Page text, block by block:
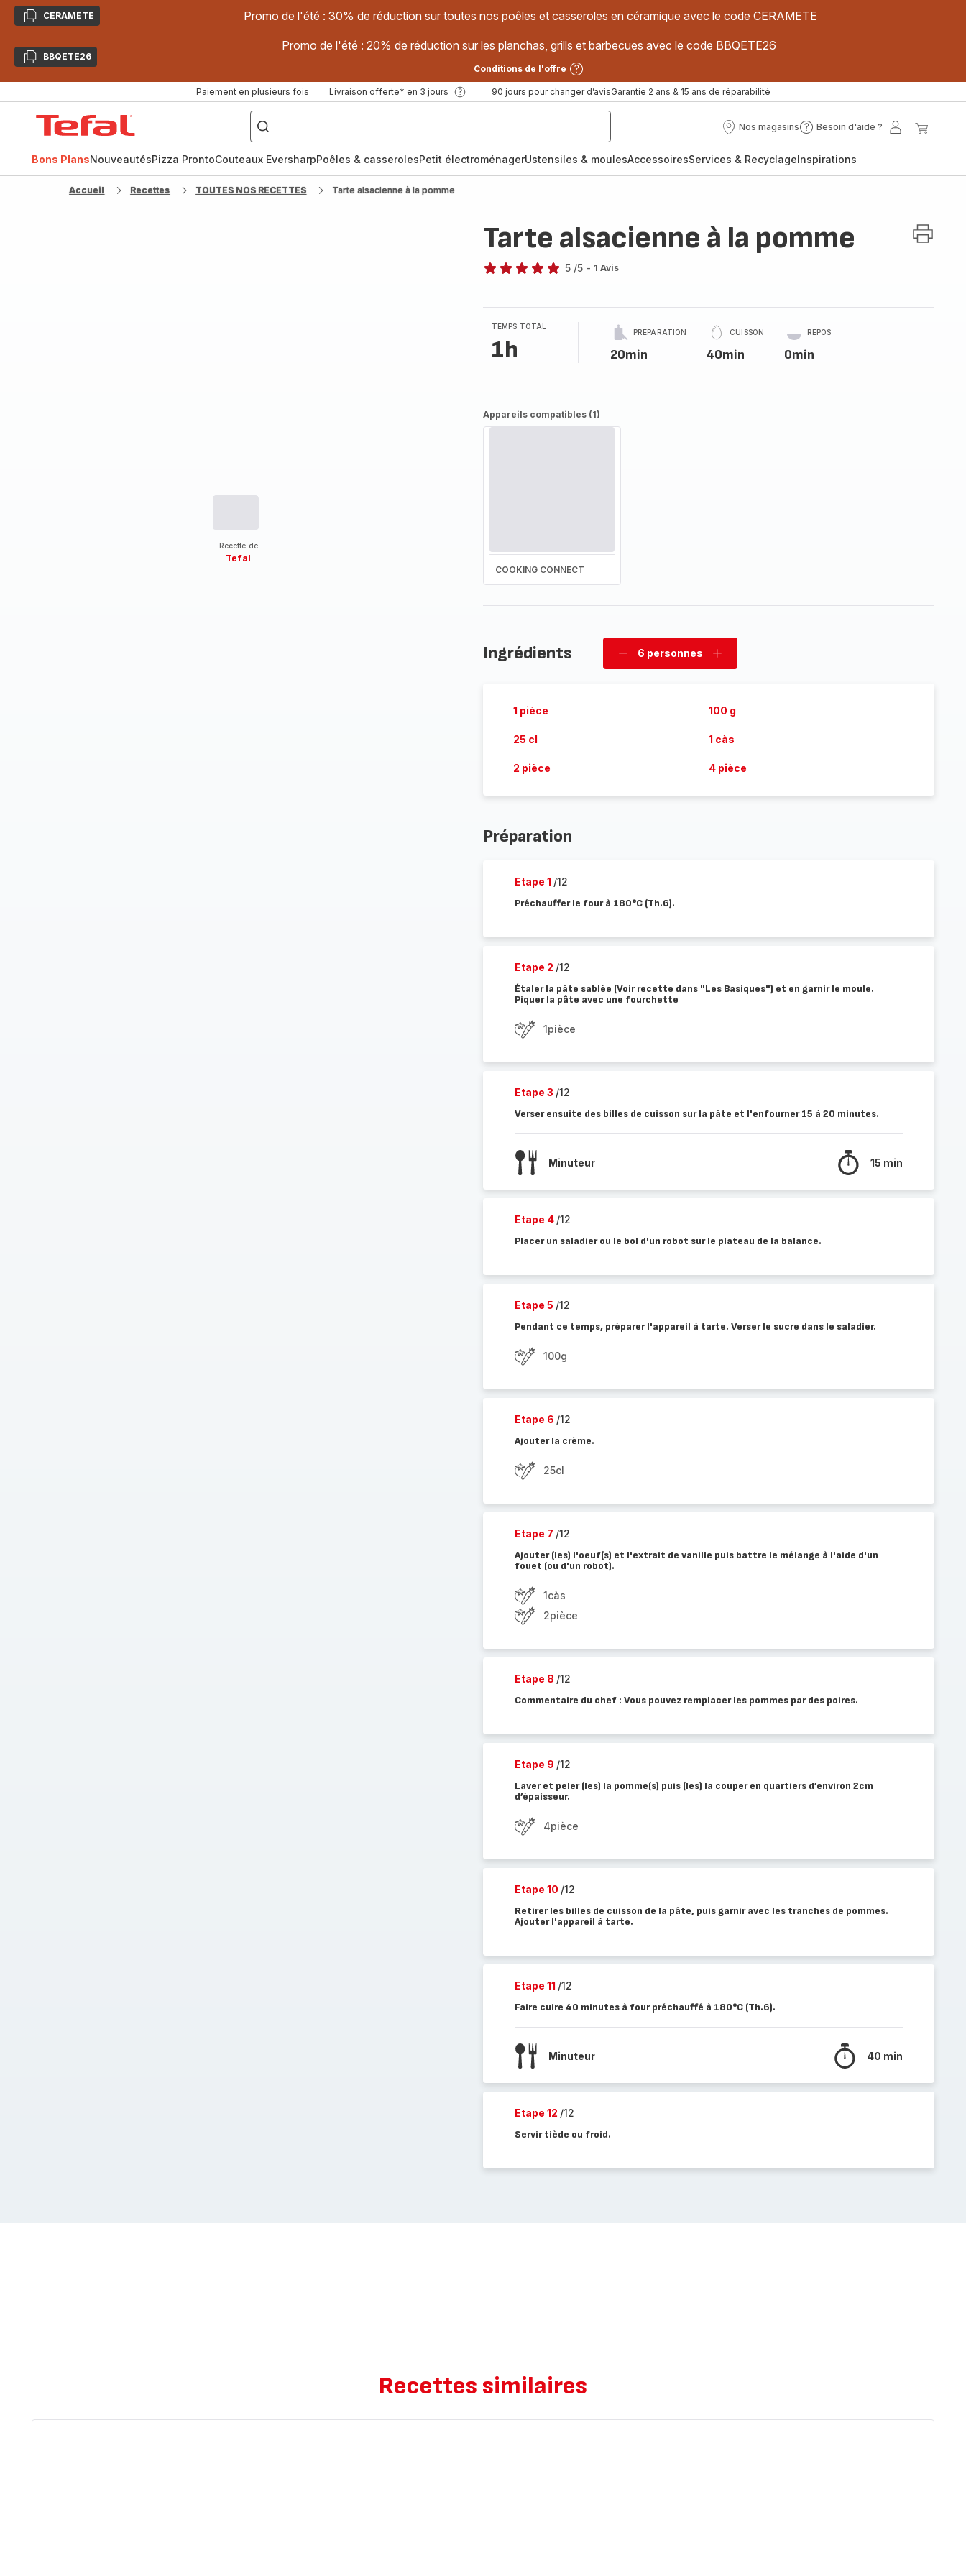
CopierCERAMETE Promo de l'été : 30% de réduction sur toutes nos poêles et casseroles en céramique avec le code CERAMETE
CopierBBQETE26
Promo de l'été : 20% de réduction sur les planchas, grills et barbecues avec le code BBQETE26
Conditions de l'offre
Paiement en plusieurs fois Livraison offerte* en 3 jours 90 jours pour changer d’avisGarantie 2 ans & 15 ans de réparabilité
["Poêles
inox,
Cake
Factory,
Nos magasins
Nos
Besoin d'aide ?
Besoin
?
Mon
Bons PlansNouveautésPizza ProntoCouteaux EversharpPoêles & casserolesPetit électroménagerUstensiles & moulesAccessoiresServices & RecyclageInspirations
Accueil Recettes TOUTES NOS RECETTES Tarte alsacienne à la pomme
Recette de
Tefal
Tarte alsacienne à la pomme
étoiles
(moyenne)
5 /5 - 1 Avis
TEMPS TOTAL
1h
PRÉPARATION
20min
CUISSON
40min
REPOS
0min
Appareils compatibles (1)
COOKING CONNECT
Ingrédients
Supprimer
6 personnes
Ajouter
1 pièce 100 g
25 cl 1 càs
2 pièce 4 pièce
Préparation
Etape 1 /12
Préchauffer le four à 180°C (Th.6).
Etape 2 /12
Étaler la pâte sablée (Voir recette dans "Les Basiques") et en garnir le moule.
Piquer la pâte avec une fourchette
1pièce
Etape 3 /12
Verser ensuite des billes de cuisson sur la pâte et l'enfourner 15 à 20 minutes.
Minuteur 15 min
Etape 4 /12
Placer un saladier ou le bol d'un robot sur le plateau de la balance.
Etape 5 /12
Pendant ce temps, préparer l'appareil à tarte. Verser le sucre dans le saladier.
100g
Etape 6 /12
Ajouter la crème.
25cl
Etape 7 /12
Ajouter (les) l'oeuf(s) et l'extrait de vanille puis battre le mélange à l'aide d'un
fouet (ou d'un robot).
1càs
2pièce
Etape 8 /12
Commentaire du chef : Vous pouvez remplacer les pommes par des poires.
Etape 9 /12
Laver et peler (les) la pomme(s) puis (les) la couper en quartiers d’environ 2cm
d’épaisseur.
4pièce
Etape 10 /12
Retirer les billes de cuisson de la pâte, puis garnir avec les tranches de pommes.
Ajouter l'appareil à tarte.
Etape 11 /12
Faire cuire 40 minutes à four préchauffé à 180°C (Th.6).
Minuteur 40 min
Etape 12 /12
Servir tiède ou froid.
Recettes similaires